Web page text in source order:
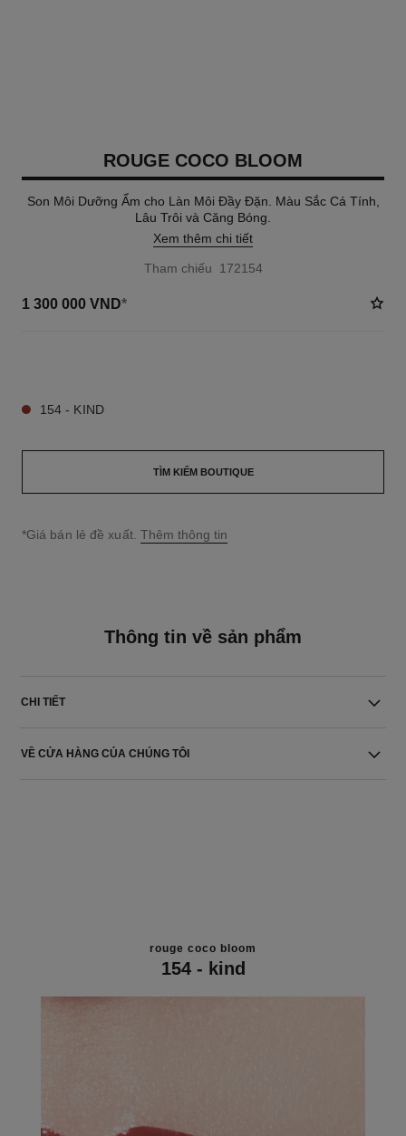
ROUGE COCO BLOOM
Son Môi Dưỡng Ẩm cho Làn Môi Đầy Đặn. Màu Sắc Cá Tính,
Lâu Trôi và Căng Bóng.
Xem thêm chi tiết
Tham chiếu 172154
1 300 000 VND*
154 - KIND
TÌM KIẾM BOUTIQUE
↩
*Giá bán lẻ đề xuất. Thêm thông tin
Thông tin về sản phẩm
CHI TIẾT
VỀ CỬA HÀNG CỦA CHÚNG TÔI
rouge coco bloom
154 - kind